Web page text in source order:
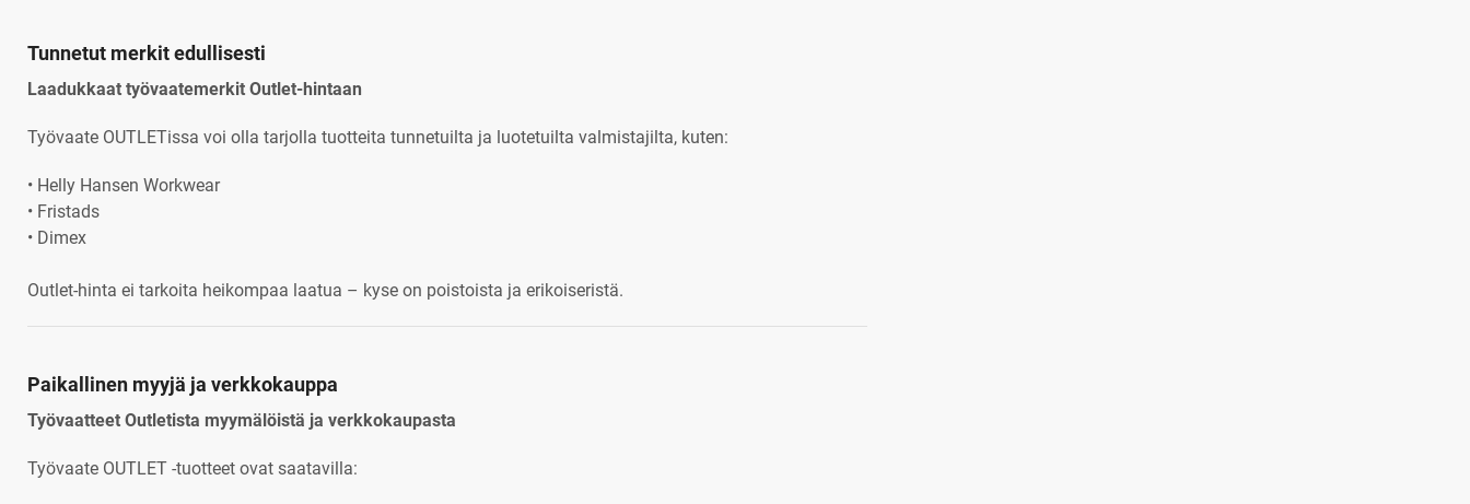
Tunnetut merkit edullisesti
Laadukkaat työvaatemerkit Outlet-hintaan
Työvaate OUTLETissa voi olla tarjolla tuotteita tunnetuilta ja luotetuilta valmistajilta, kuten:
• Helly Hansen Workwear
• Fristads
• Dimex
Outlet-hinta ei tarkoita heikompaa laatua – kyse on poistoista ja erikoiseristä.
Paikallinen myyjä ja verkkokauppa
Työvaatteet Outletista myymälöistä ja verkkokaupasta
Työvaate OUTLET -tuotteet ovat saatavilla: